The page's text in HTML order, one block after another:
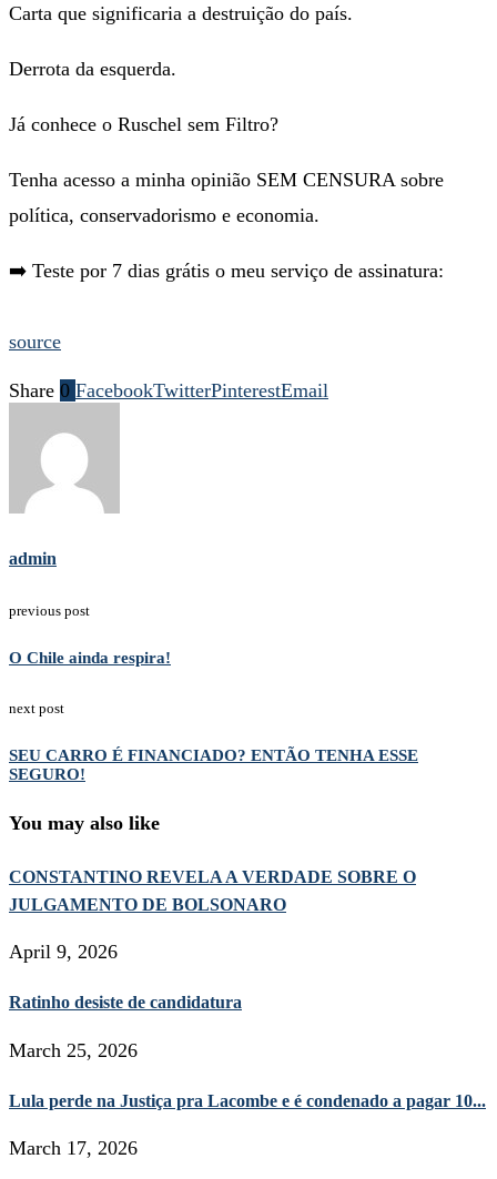
Carta que significaria a destruição do país.
Derrota da esquerda.
Já conhece o Ruschel sem Filtro?
Tenha acesso a minha opinião SEM CENSURA sobre
política, conservadorismo e economia.
➡️ Teste por 7 dias grátis o meu serviço de assinatura:
source
Share 0 FacebookTwitterPinterestEmail
admin
previous post
O Chile ainda respira!
next post
SEU CARRO É FINANCIADO? ENTÃO TENHA ESSE
SEGURO!
You may also like
CONSTANTINO REVELA A VERDADE SOBRE O
JULGAMENTO DE BOLSONARO
April 9, 2026
Ratinho desiste de candidatura
March 25, 2026
Lula perde na Justiça pra Lacombe e é condenado a pagar 10...
March 17, 2026